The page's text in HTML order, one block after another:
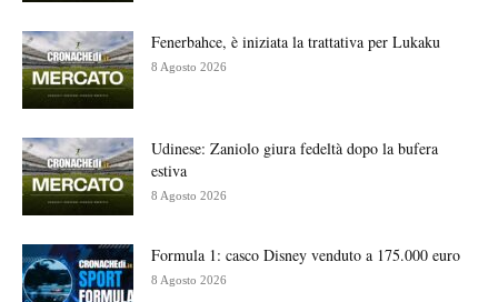
Fenerbahce, è iniziata la trattativa per Lukaku
8 Agosto 2026
Udinese: Zaniolo giura fedeltà dopo la bufera
estiva
8 Agosto 2026
Formula 1: casco Disney venduto a 175.000 euro
8 Agosto 2026